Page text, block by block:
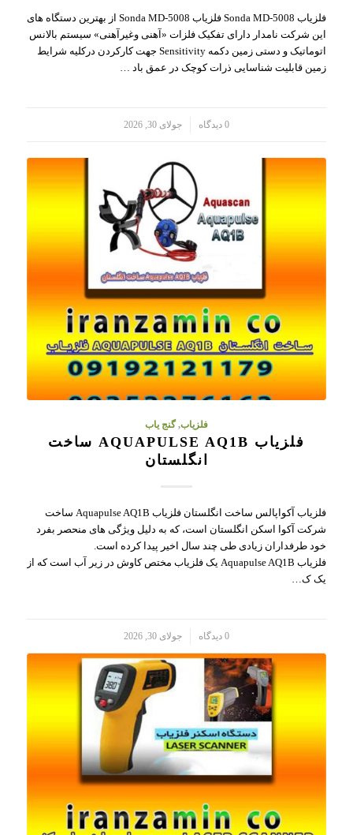
فلزیاب Sonda MD-5008 فلزیاب Sonda MD-5008 از بهترین دستگاه های
این شرکت نامدار دارای تفکیک فلزات «آهنی وغیرآهنی» سیستم بالانس
اتوماتیک و دستی زمین دکمه Sensitivity جهت کارکردن درکلیه شرایط
زمین قابلیت شناسایی ذرات کوچک در عمق باد …
0 دیدگاه جولای 30, 2026
فلزیاب, گنج یاب
فلزیاب AQUAPULSE AQ1B ساخت
انگلستان
فلزیاب آکواپالس ساخت انگلستان فلزیاب Aquapulse AQ1B ساخت
شرکت آکوا اسکن انگلستان است، که به دلیل ویژگی های منحصر بفرد
خود طرفداران زیادی طی چند سال اخیر پیدا کرده است.
فلزیاب Aquapulse AQ1B یک فلزیاب مختص کاوش در زیر آب است که از
یک ک…
0 دیدگاه جولای 30, 2026